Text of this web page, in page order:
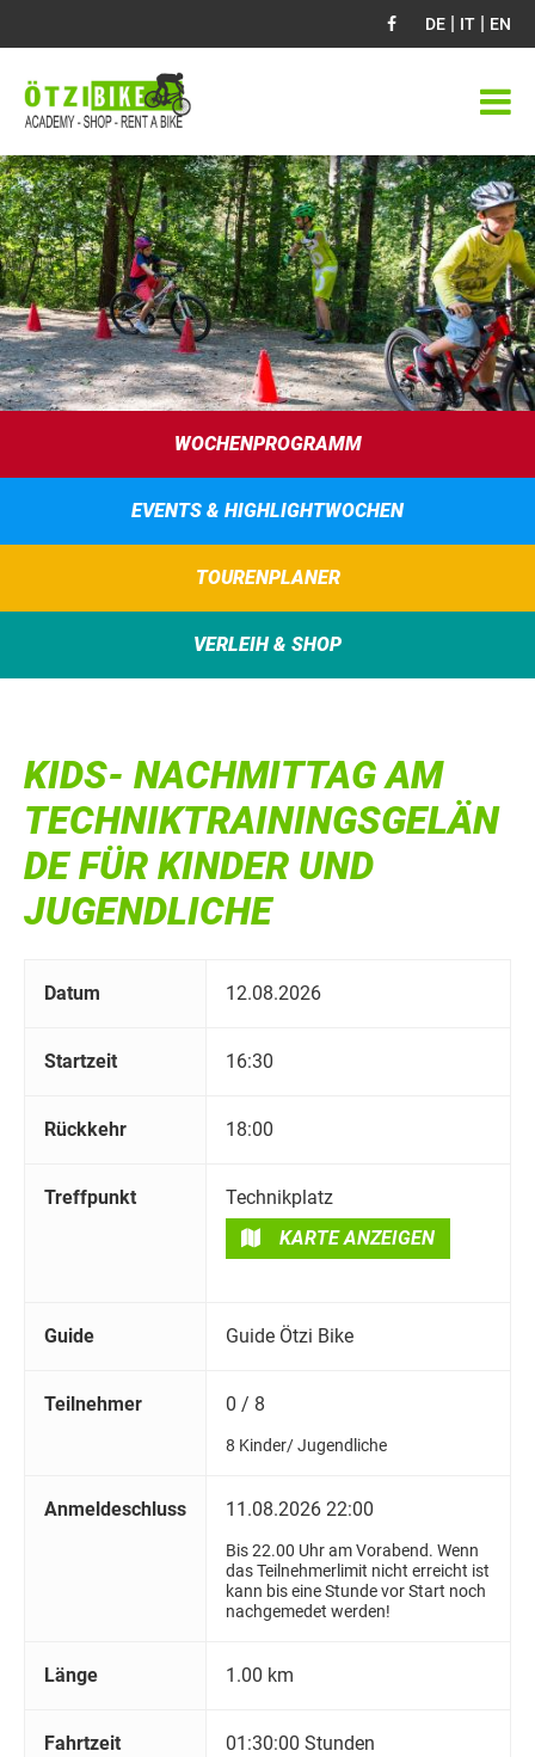
DE | IT | EN
WOCHENPROGRAMM
EVENTS & HIGHLIGHTWOCHEN
TOURENPLANER
VERLEIH & SHOP
KIDS- NACHMITTAG AM
TECHNIKTRAININGSGELÄN
DE FÜR KINDER UND
JUGENDLICHE
Datum 12.08.2026
Startzeit 16:30
Rückkehr 18:00
Treffpunkt
Technikplatz
KARTE ANZEIGEN
Guide Guide Ötzi Bike
Teilnehmer 0 / 8
8 Kinder/ Jugendliche
Anmeldeschluss 11.08.2026 22:00
Bis 22.00 Uhr am Vorabend. Wenn
das Teilnehmerlimit nicht erreicht ist
kann bis eine Stunde vor Start noch
nachgemedet werden!
Länge 1.00 km
Fahrtzeit 01:30:00 Stunden